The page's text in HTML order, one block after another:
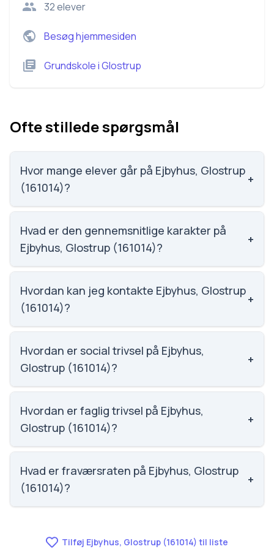
32elever
Besøg hjemmesiden
GrundskoleiGlostrup
Ofte stillede spørgsmål
Hvor mange elever går på Ejbyhus, Glostrup
(161014)?
+
Ejbyhus, Glostrup (161014) har 32 elever, hvilket gør
den til nummer 2356 ud af 3143 skoler.
Hvad er den gennemsnitlige karakter på
Ejbyhus, Glostrup (161014)?
+
Vi har ikke data om karaktergennemsnittet for
Ejbyhus, Glostrup (161014).
Hvordan kan jeg kontakte Ejbyhus, Glostrup
(161014)?
+
Email: ejbyhus@glostrup.dk. Telefon: 4346 8546.
Adresse: Ejby Mosevej 13. Skoleleder: Hanne
Faurschou.
Hvordan er social trivsel på Ejbyhus,
Glostrup (161014)?
+
Social trivsel på Ejbyhus, Glostrup (161014) er 3.8 ud
af 5, nummer 1274 ud af 3143 skoler. Scoren er
baseret på elevernes egne besvarelser.
Hvordan er faglig trivsel på Ejbyhus,
Glostrup (161014)?
+
Faglig trivsel på Ejbyhus, Glostrup (161014) er 3.4 ud
af 5, nummer 1333 ud af 3143 skoler. Scoren er
baseret på elevernes egne besvarelser.
Hvad er fraværsraten på Ejbyhus, Glostrup
(161014)?
+
Tilføj Ejbyhus, Glostrup (161014) til liste